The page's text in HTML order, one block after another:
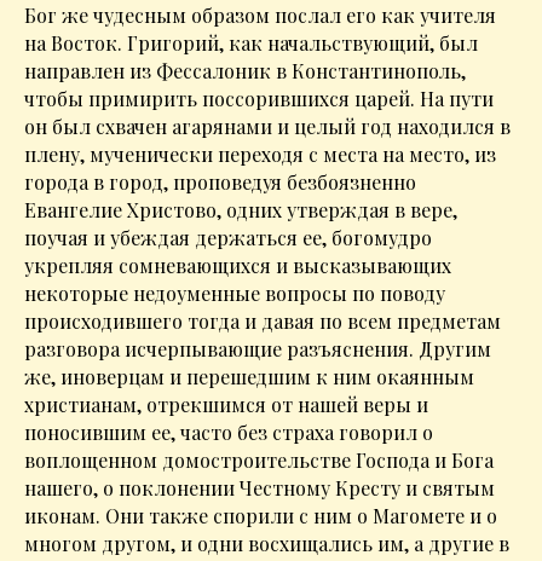
Бог же чудесным образом послал его как учителя
на Восток. Григорий, как начальствующий, был
направлен из Фессалоник в Константинополь,
чтобы примирить поссорившихся царей. На пути
он был схвачен агарянами и целый год находился в
плену, мученически переходя с места на место, из
города в город, проповедуя безбоязненно
Евангелие Христово, одних утверждая в вере,
поучая и убеждая держаться ее, богомудро
укрепляя сомневающихся и высказывающих
некоторые недоуменные вопросы по поводу
происходившего тогда и давая по всем предметам
разговора исчерпывающие разъяснения. Другим
же, иноверцам и перешедшим к ним окаянным
христианам, отрекшимся от нашей веры и
поносившим ее, часто без страха говорил о
воплощенном домостроительстве Господа и Бога
нашего, о поклонении Честному Кресту и святым
иконам. Они также спорили с ним о Магомете и о
многом другом, и одни восхищались им, а другие в